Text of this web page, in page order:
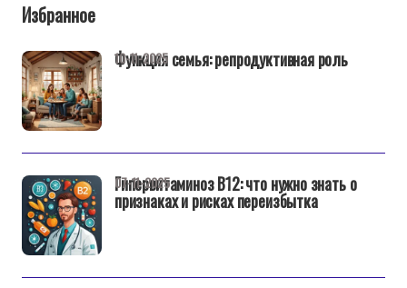
Избранное
Функция семья: репродуктивная роль
10-11-2025
Гипервитаминоз B12: что нужно знать о
признаках и рисках переизбытка
07-11-2025